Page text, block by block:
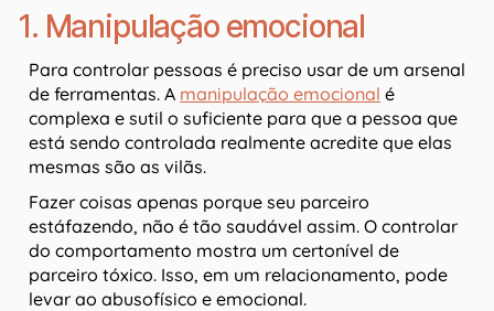
1. Manipulação emocional
Para controlar pessoas é preciso usar de um arsenal
de ferramentas. A manipulação emocional é
complexa e sutil o suficiente para que a pessoa que
está sendo controlada realmente acredite que elas
mesmas são as vilãs.
Fazer coisas apenas porque seu parceiro
estáfazendo, não é tão saudável assim. O controlar
do comportamento mostra um certonível de
parceiro tóxico. Isso, em um relacionamento, pode
levar ao abusofísico e emocional.